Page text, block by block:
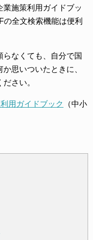
業施策利用ガイドブッ
全文検索機能は便利
なくても、自分で国
思いついたときに、
さい。
用ガイドブック
（中小